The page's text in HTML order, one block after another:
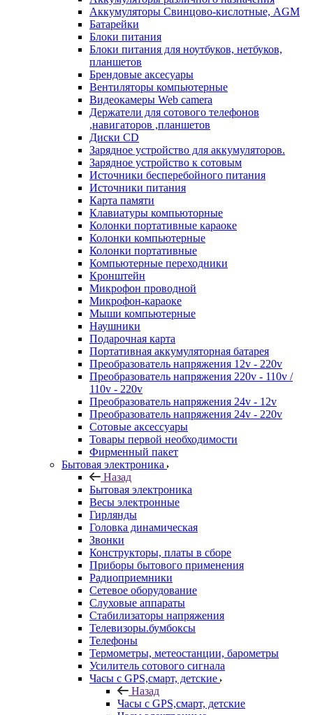
Аккумуляторы Свинцово-кислотные, AGM
Батарейки
Блоки питания
Блоки питания для ноутбуков, нетбуков,
планшетов
Брендовые аксесуары
Вентиляторы компьютерные
Видеокамеры Web camera
Держатели для сотового телефонов
,навигаторов ,планшетов
Диски CD
Зарядное устройство для аккумуляторов.
Зарядное устройство к сотовым
Источники бесперебойного питания
Источники питания
Карта памяти
Клавиатуры компьюторные
Колонки портативные караоке
Колонки компьютерные
Колонки портативные
Компьютерные переходники
Кронштейн
Микрофон проводной
Микрофон-караоке
Мыши компьютерные
Наушники
Подарочная карта
Портативная аккумуляторная батарея
Преобразователь напряжения 12v - 220v
Преобразователь напряжения 220v - 110v /
110v - 220v
Преобразователь напряжения 24v - 12v
Преобразователь напряжения 24v - 220v
Сотовые аксессуары
Товары первой необходимости
Фирменный пакет
Бытовая электроника
Назад
Бытовая электроника
Весы электронные
Гирлянды
Головка динамическая
Звонки
Конструкторы, платы в сборе
Приборы бытового применения
Радиоприемники
Сетевое оборудование
Слуховые аппараты
Стабилизаторы напряжения
Телевизоры.бумбоксы
Телефоны
Термометры, метеостанции, барометры
Усилитель сотового сигнала
Часы с GPS,смарт, детские
Назад
Часы с GPS,смарт, детские